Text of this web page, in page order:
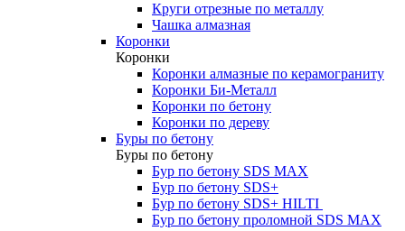
Круги отрезные по металлу
Чашка алмазная
Коронки
Коронки
Коронки алмазные по керамограниту
Коронки Би-Металл
Коронки по бетону
Коронки по дереву
Буры по бетону
Буры по бетону
Бур по бетону SDS MAX
Бур по бетону SDS+
Бур по бетону SDS+ HILTI
Бур по бетону проломной SDS MAX